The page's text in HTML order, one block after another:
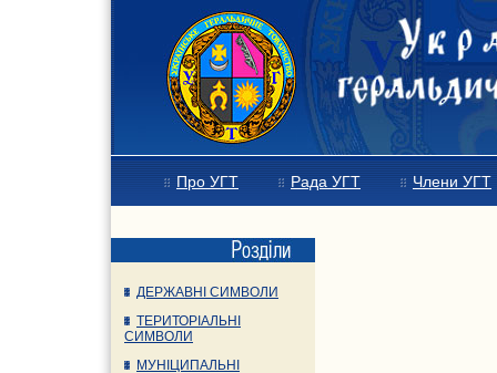
Про УГТ Рада УГТ Члени УГТ
ДЕРЖАВНІ СИМВОЛИ
ТЕРИТОРІАЛЬНІ
СИМВОЛИ
МУНІЦИПАЛЬНІ